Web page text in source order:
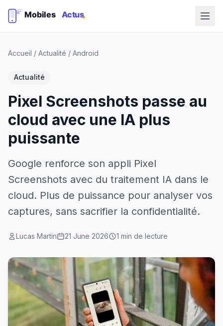
Accueil / Actualité / Android
Actualité
Pixel Screenshots passe au
cloud avec une IA plus
puissante
Google renforce son appli Pixel
Screenshots avec du traitement IA dans le
cloud. Plus de puissance pour analyser vos
captures, sans sacrifier la confidentialité.
Lucas Martin 21 June 2026 1 min de lecture